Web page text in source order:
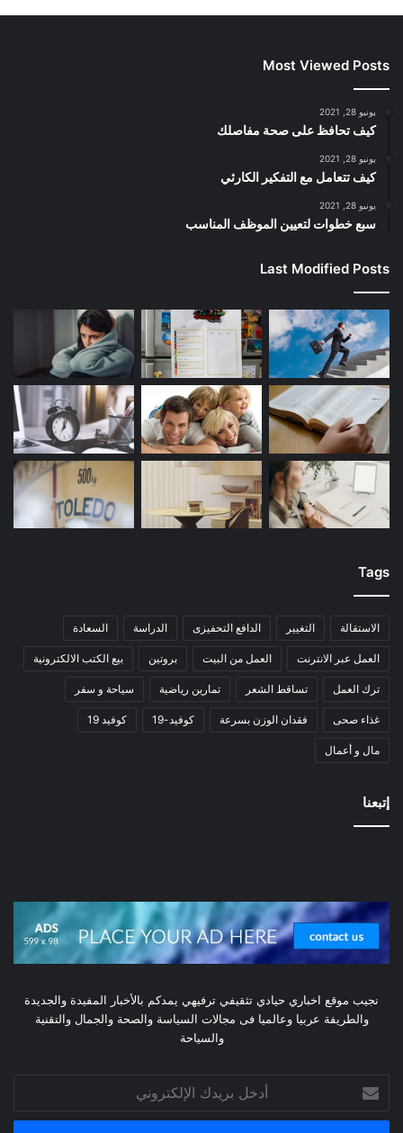
Most Viewed Posts
يونيو 28, 2021
كيف تحافظ على صحة مفاصلك
يونيو 28, 2021
كيف تتعامل مع التفكير الكارثي
يونيو 28, 2021
سبع خطوات لتعيين الموظف المناسب
Last Modified Posts
Tags
الاستقالة التغيير الدافع التحفيزى الدراسة السعادة
العمل عبر الانترنت العمل من البيت بروتين بيع الكتب الالكترونية
ترك العمل تساقط الشعر تمارين رياضية سياحة و سفر
غذاء صحى فقدان الوزن بسرعة كوفيد-19 كوفيد 19
مال و أعمال
إتبعنا
نجيب موقع اخباري حيادي تثقيفي ترفيهي يمدكم بالأخبار المفيدة والجديدة
والطريفة عربيا وعالميا فى مجالات السياسة والصحة والجمال والتقنية
والسياحة
بريدك
الإلكتروني